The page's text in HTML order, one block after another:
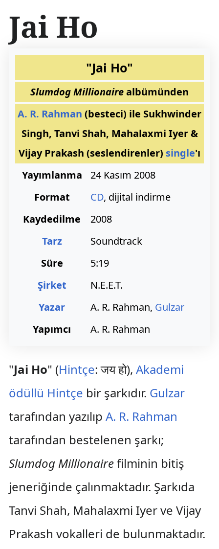
ç
i
Jai Ho
"Jai Ho"
Slumdog Millionairealbümünden
A. R. Rahman (besteci) ile Sukhwinder
Singh, Tanvi Shah, Mahalaxmi Iyer &
Vijay Prakash (seslendirenler) single'ı
Yayımlanma
24 Kasım 2008
Format
CD, dijital indirme
Kaydedilme
2008
Tarz
Soundtrack
Süre
5:19
Şirket
N.E.E.T.
Yazar
A. R. Rahman, Gulzar
Yapımcı
A. R. Rahman
"Jai Ho" (Hintçe: जय हो), Akademi
ödüllü Hintçe bir şarkıdır. Gulzar
tarafından yazılıp A. R. Rahman
tarafından bestelenen şarkı;
Slumdog Millionairefilminin bitiş
jeneriğinde çalınmaktadır. Şarkıda
Tanvi Shah, Mahalaxmi Iyer ve Vijay
Prakash vokalleri de bulunmaktadır.